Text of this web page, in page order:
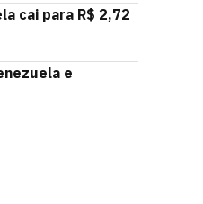
cai para R$ 2,72
e